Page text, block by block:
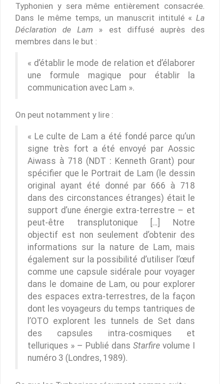
Typhonien y sera même entièrement consacrée.
Dans le même temps, un manuscrit intitulé « La
Déclaration de Lam » est diffusé auprès des
membres dans le but :
« d’établir le mode de relation et d’élaborer
une formule magique pour établir la
communication avec Lam ».
On peut notamment y lire :
« Le culte de Lam a été fondé parce qu’un
signe très fort a été envoyé par Aossic
Aiwass à 718 (NDT : Kenneth Grant) pour
spécifier que le Portrait de Lam (le dessin
original ayant été donné par 666 à 718
dans des circonstances étranges) était le
support d’une énergie extra-terrestre – et
peut-être transplutonique […] Notre
objectif est non seulement d’obtenir des
informations sur la nature de Lam, mais
également sur la possibilité d’utiliser l’œuf
comme une capsule sidérale pour voyager
dans le domaine de Lam, ou pour explorer
des espaces extra-terrestres, de la façon
dont les voyageurs du temps tantriques de
l’OTO explorent les tunnels de Set dans
des capsules intra-cosmiques et
telluriques » – Publié dans Starfire volume I
numéro 3 (Londres, 1989).